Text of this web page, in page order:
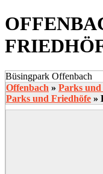
Büsingpark Offenbach
Offenbach » Parks
Parks und Friedhöfe »